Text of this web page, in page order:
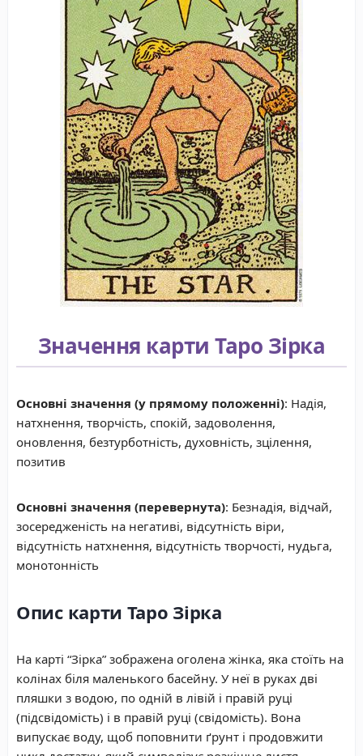
Значення карти Таро Зірка
Основні значення (у прямому положенні): Надія,
натхнення, творчість, спокій, задоволення,
оновлення, безтурботність, духовність, зцілення,
позитив
Основні значення (перевернута): Безнадія, відчай,
зосередженість на негативі, відсутність віри,
відсутність натхнення, відсутність творчості, нудьга,
монотонність
Опис карти Таро Зірка
На карті “Зірка” зображена оголена жінка, яка стоїть на
колінах біля маленького басейну. У неї в руках дві
пляшки з водою, по одній в лівій і правій руці
(підсвідомість) і в правій руці (свідомість). Вона
випускає воду, щоб поповнити ґрунт і продовжити